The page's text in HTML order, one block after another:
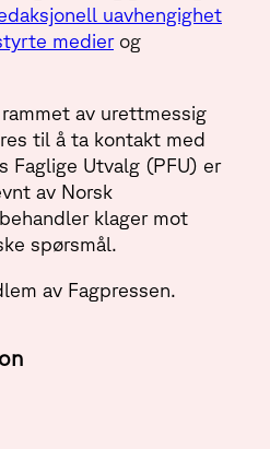
uavhengighet
medierog
av urettmessig
til å ta kontakt med
Faglige Utvalg (PFU) er
av Norsk
klager mot
spørsmål.
av Fagpressen.